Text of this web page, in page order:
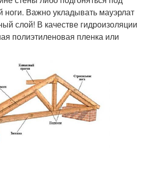
ноги. Важно укладывать мауэрлат
слой! В качестве гидроизоляции
полиэтиленовая пленка или